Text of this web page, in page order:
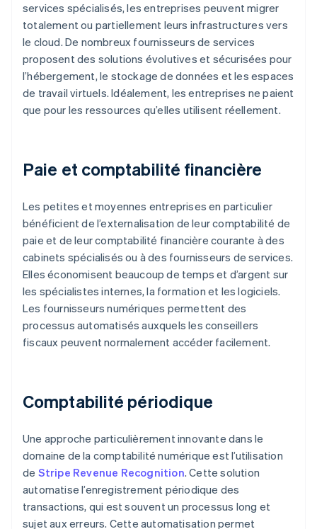
services spécialisés, les entreprises peuvent migrer
totalement ou partiellement leurs infrastructures vers
le cloud. De nombreux fournisseurs de services
proposent des solutions évolutives et sécurisées pour
l’hébergement, le stockage de données et les espaces
de travail virtuels. Idéalement, les entreprises ne paient
que pour les ressources qu’elles utilisent réellement.
Paie et comptabilité financière
Les petites et moyennes entreprises en particulier
bénéficient de l’externalisation de leur comptabilité de
paie et de leur comptabilité financière courante à des
cabinets spécialisés ou à des fournisseurs de services.
Elles économisent beaucoup de temps et d’argent sur
les spécialistes internes, la formation et les logiciels.
Les fournisseurs numériques permettent des
processus automatisés auxquels les conseillers
fiscaux peuvent normalement accéder facilement.
Comptabilité périodique
Une approche particulièrement innovante dans le
domaine de la comptabilité numérique est l’utilisation
de Stripe Revenue Recognition. Cette solution
automatise l’enregistrement périodique des
transactions, qui est souvent un processus long et
sujet aux erreurs. Cette automatisation permet